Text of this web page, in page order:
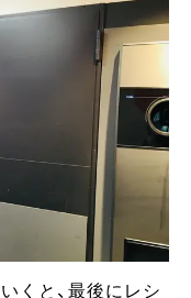
くと、最後にレシ